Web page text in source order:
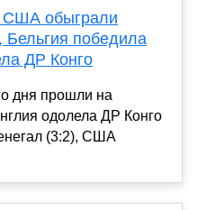
обыграли
победила
ДР Конго
дня прошли на
одолела ДР Конго
(3:2), США